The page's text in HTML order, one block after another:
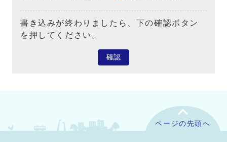
書き込みが終わりましたら、下の確認ボタン
を押してください。
確認
ページの先頭へ